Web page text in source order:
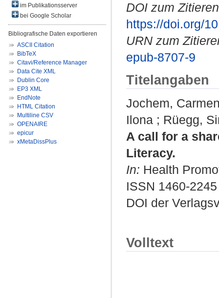
im Publikationsserver
bei Google Scholar
Bibliografische Daten exportieren
ASCII Citation
BibTeX
Citavi/Reference Manager
Data Cite XML
Dublin Core
EP3 XML
EndNote
HTML Citation
Multiline CSV
OPENAIRE
epicur
xMetaDissPlus
DOI zum
https://doi.org/
URN zum
epub-8707-9
Titelangaben
Jochem,
Ilona ; Rüegg,
A call for a
Literacy.
In: Health
ISSN 1460-2245
DOI der
Volltext